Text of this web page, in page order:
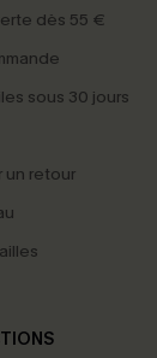
dès 55 €
sous 30 jours
un retour